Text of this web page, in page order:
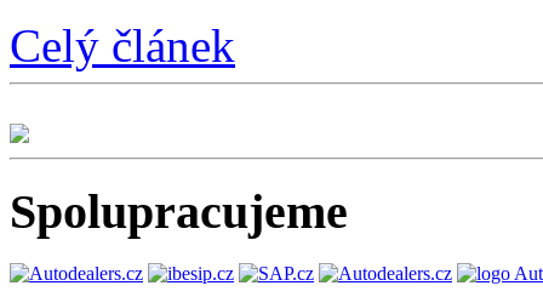
Celý článek
Spolupracujeme